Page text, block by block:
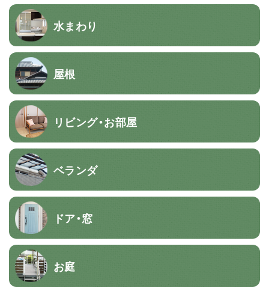
水まわり
屋根
リビング・お部屋
ベランダ
ドア・窓
お庭